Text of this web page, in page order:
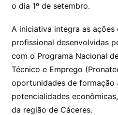
o dia 1º de setembro.
A iniciativa integra as ações
profissional desenvolvidas
com o Programa Nacional
Técnico e Emprego
oportunidades de formação
potencialidades
da região de Cáceres.